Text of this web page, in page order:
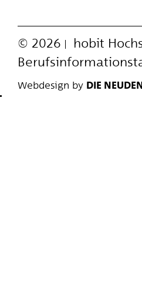
© 2026 hobit
Webdesign by DIE